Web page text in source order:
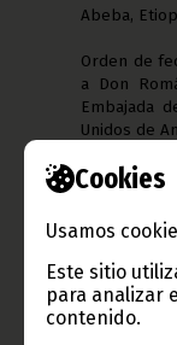
Cookies
Usamos
Este sitio
para analizar
contenido.
Abeba,
Orden de
a Don
Embajada
Unidos de
Destaca, por
Andeme
Plenipotenciario
Popular China,
Fuma como
República,
destacable el